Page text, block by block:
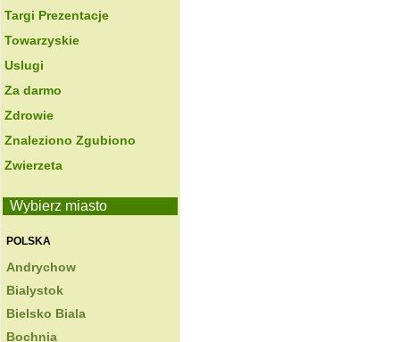
Targi Prezentacje
Towarzyskie
Uslugi
Za darmo
Zdrowie
Znaleziono Zgubiono
Zwierzeta
Wybierz miasto
POLSKA
Andrychow
Bialystok
Bielsko Biala
Bochnia